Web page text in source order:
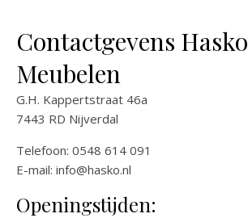
Contactgevens Hasko
Meubelen
G.H. Kappertstraat 46a
7443 RD Nijverdal
Telefoon: 0548 614 091
E-mail: info@hasko.nl
Openingstijden: